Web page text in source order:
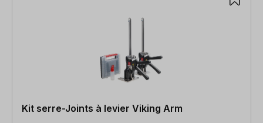
Kit serre-Joints à levier Viking Arm